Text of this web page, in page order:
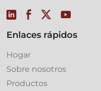
Enlaces rápidos
Hogar
Sobre nosotros
Productos